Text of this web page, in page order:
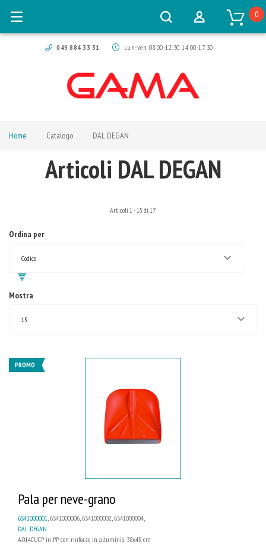
049 884 33 31 Lun-ven 08:00-12:30 14:00-17:30
0
Home Catalogo DAL DEGAN
Articoli DAL DEGAN
Ordina per
Codice
Articoli 1 -15 di 17
Mostra
15
PROMO
Pala per neve-grano
6S41000001, 6S41000006, 6S41000002, 6S41000004,
DAL DEGAN
A.014CUCP in PP con rinforzo in alluminio, 38x45 cm